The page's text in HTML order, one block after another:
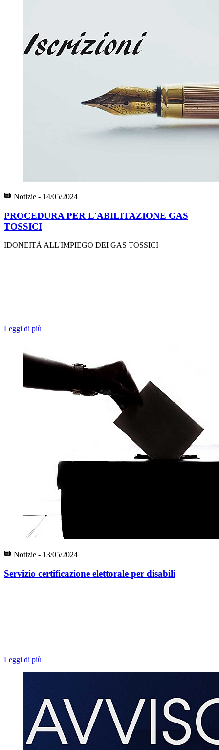
Notizie - 14/05/2024
PROCEDURA PER L'ABILITAZIONE GAS
TOSSICI
IDONEITÀ ALL'IMPIEGO DEI GAS TOSSICI
Leggi di più
Notizie - 13/05/2024
Servizio certificazione elettorale per disabili
Leggi di più